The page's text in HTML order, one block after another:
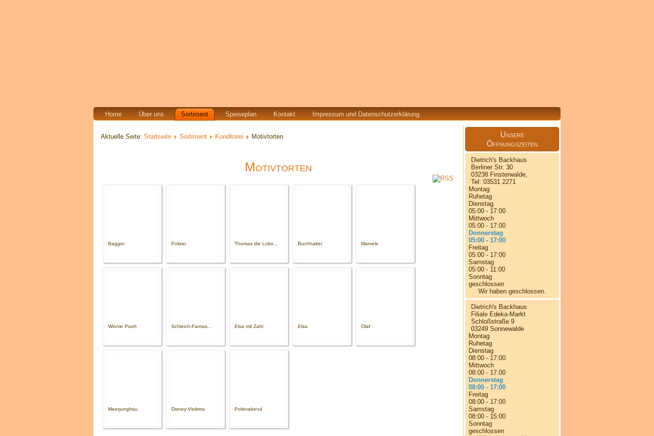
Home Über uns Sortiment Speiseplan Kontakt Impressum und Datenschutzerklärung
Aktuelle Seite: Startseite Sortiment Konditorei Motivtorten
Motivtorten
Bagger Polizei Thomas die Loko... Buchhalter Marvels
Winnie Pooh Schleich-Fantas... Elsa mit Zahl Elsa Olaf
Meerjungfrau Disney Violetta Polterabend
Unsere
Öffnungszeiten
Dietrich's Backhaus
Berliner Str. 30
03238 Finsterwalde,
Tel: 03531 2271
Montag
Ruhetag
Dienstag
05:00 - 17:00
Mittwoch
05:00 - 17:00
Donnerstag
05:00 - 17:00
Freitag
05:00 - 17:00
Samstag
05:00 - 11:00
Sonntag
geschlossen
Wir haben geschlossen.
Dietrich's Backhaus
Filiale Edeka-Markt
Schloßstraße 9
03249 Sonnewalde
Montag
Ruhetag
Dienstag
08:00 - 17:00
Mittwoch
08:00 - 17:00
Donnerstag
08:00 - 17:00
Freitag
08:00 - 17:00
Samstag
08:00 - 15:00
Sonntag
geschlossen